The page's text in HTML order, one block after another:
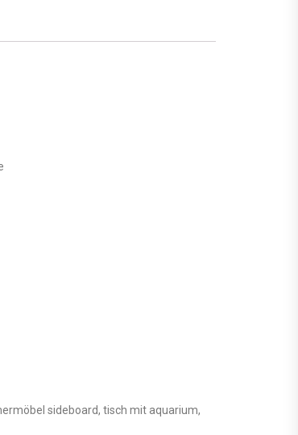
sideboard, tisch mit aquarium,